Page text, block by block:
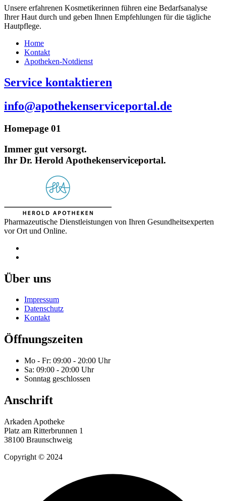
Unsere erfahrenen Kosmetikerinnen führen eine Bedarfsanalyse
Ihrer Haut durch und geben Ihnen Empfehlungen für die tägliche
Hautpflege.
Home
Kontakt
Apotheken-Notdienst
Service kontaktieren
info@apothekenserviceportal.de
Homepage 01
Immer gut versorgt.
Ihr Dr. Herold Apothekenserviceportal.
Pharmazeutische Dienstleistungen von Ihren Gesundheitsexperten
vor Ort und Online.
Über uns
Impressum
Datenschutz
Kontakt
Öffnungszeiten
Mo - Fr: 09:00 - 20:00 Uhr
Sa: 09:00 - 20:00 Uhr
Sonntag geschlossen
Anschrift
Arkaden Apotheke
Platz am Ritterbrunnen 1
38100 Braunschweig
Copyright © 2024